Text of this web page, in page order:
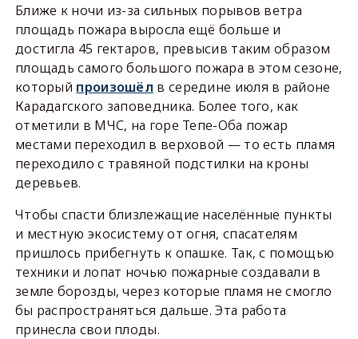
Ближе к ночи из-за сильных порывов ветра
площадь пожара выросла ещё больше и
достигла 45 гектаров, превысив таким образом
площадь самого большого пожара в этом сезоне,
который произошёл в середине июля в районе
Карадагского заповедника. Более того, как
отметили в МЧС, на горе Тепе-Оба пожар
местами переходил в верховой — то есть пламя
переходило с травяной подстилки на кроны
деревьев.
Чтобы спасти близлежащие населённые пункты
и местную экосистему от огня, спасателям
пришлось прибегнуть к опашке. Так, с помощью
техники и лопат ночью пожарные создавали в
земле борозды, через которые пламя не смогло
бы распространяться дальше. Эта работа
принесла свои плоды.